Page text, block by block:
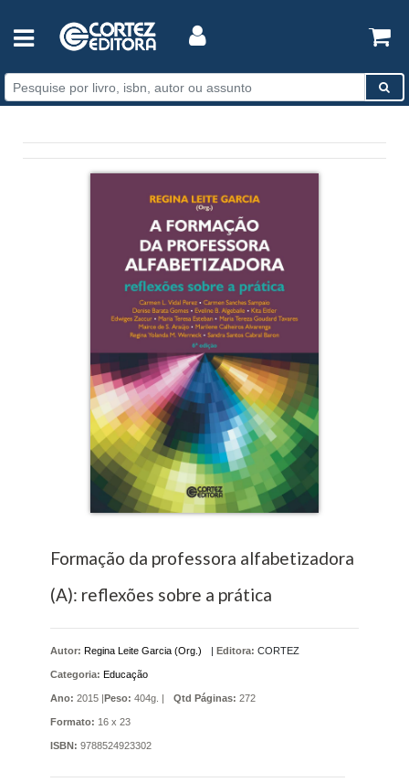
Formação da professora alfabetizadora
(A): reflexões sobre a prática
Autor: Regina Leite Garcia (Org.) | Editora: CORTEZ
Categoria: Educação
Ano: 2015 |Peso: 404g. | Qtd Páginas: 272
Formato: 16 x 23
ISBN: 9788524923302